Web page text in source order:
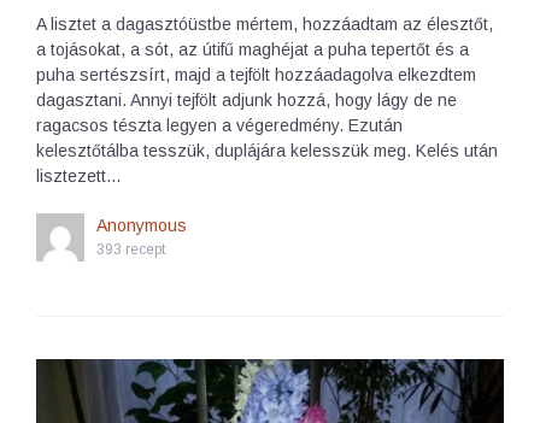
A lisztet a dagasztóüstbe mértem, hozzáadtam az élesztőt,
a tojásokat, a sót, az útifű maghéjat a puha tepertőt és a
puha sertészsírt, majd a tejfölt hozzáadagolva elkezdtem
dagasztani. Annyi tejfölt adjunk hozzá, hogy lágy de ne
ragacsos tészta legyen a végeredmény. Ezután
kelesztőtálba tesszük, duplájára kelesszük meg. Kelés után
lisztezett…
Anonymous
393 recept